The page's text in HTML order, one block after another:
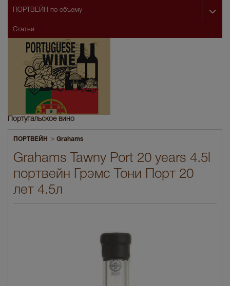
ПОРТВЕЙН > Grahams
Grahams Tawny Port 20 years 4.5l
портвейн Грэмс Тони Порт 20
лет 4.5л
ПОРТВЕЙН по объему
Статьи
Португальское вино